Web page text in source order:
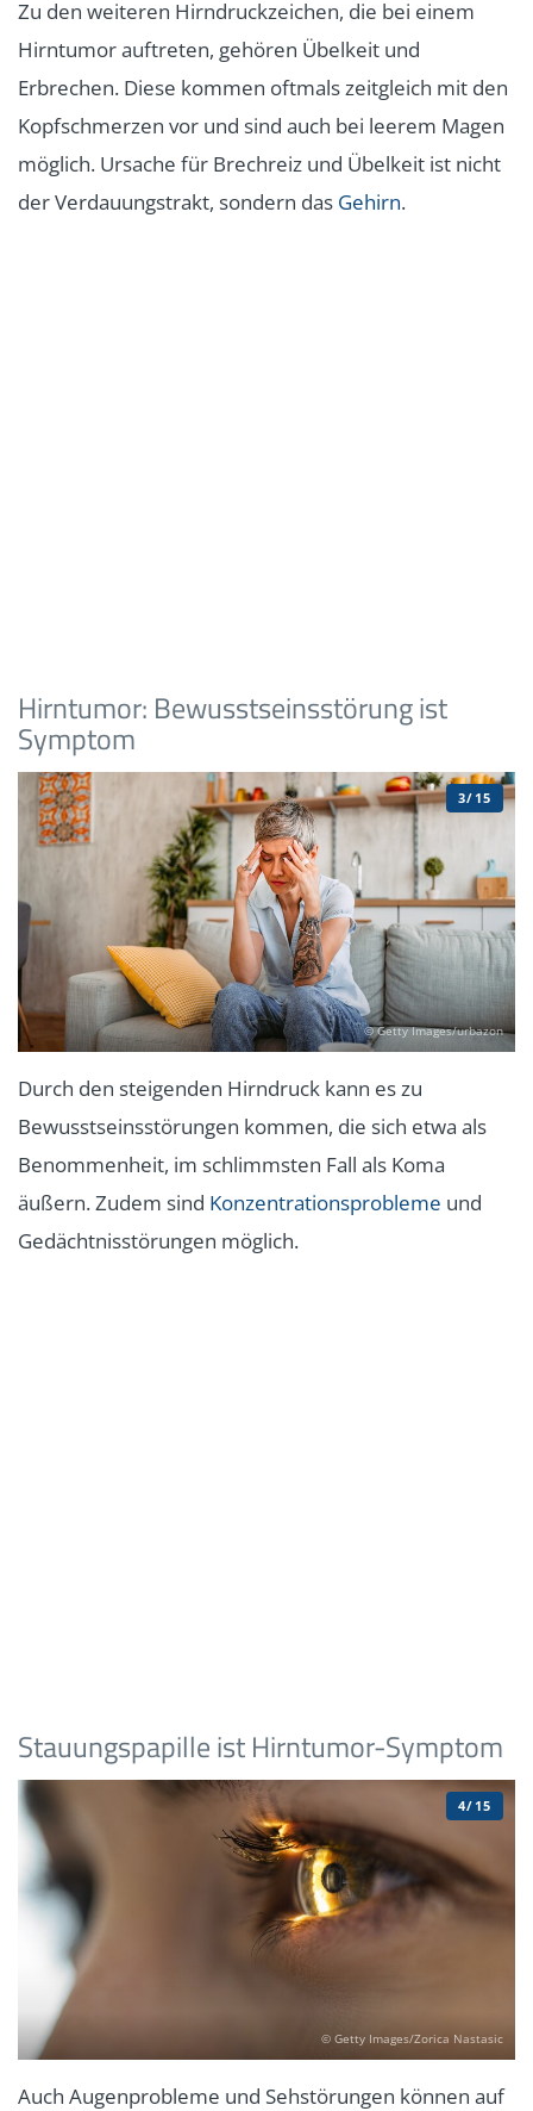
Zu den weiteren Hirndruckzeichen, die bei einem
Hirntumor auftreten, gehören Übelkeit und
Erbrechen. Diese kommen oftmals zeitgleich mit den
Kopfschmerzen vor und sind auch bei leerem Magen
möglich. Ursache für Brechreiz und Übelkeit ist nicht
der Verdauungstrakt, sondern das Gehirn.
Hirntumor: Bewusstseinsstörung ist
Symptom
© Getty Images/urbazon
3/15
Durch den steigenden Hirndruck kann es zu
Bewusstseinsstörungen kommen, die sich etwa als
Benommenheit, im schlimmsten Fall als Koma
äußern. Zudem sind Konzentrationsprobleme und
Gedächtnisstörungen möglich.
Stauungspapille ist Hirntumor-Symptom
© Getty Images/Zorica Nastasic
4/15
Auch Augenprobleme und Sehstörungen können auf